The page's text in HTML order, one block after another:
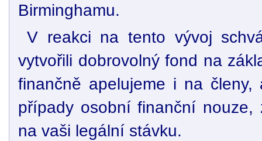
Birminghamu.
V reakci na tento vývoj
vytvořili dobrovolný fond na
finančně apelujeme i na členy,
případy osobní finanční nouze,
na vaši legální stávku.